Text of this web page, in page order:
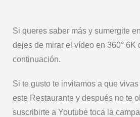
Si queres saber más y sumergite
dejes de mirar el vídeo en 360° 6K
continuación.
Si te gusto te invitamos a que
este Restaurante y después no te
suscribirte a Youtube toca la